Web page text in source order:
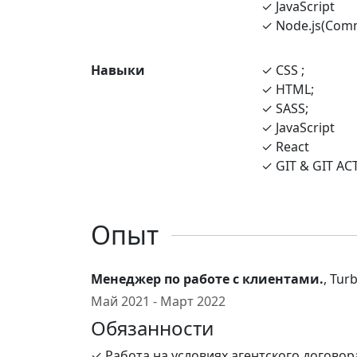
✓ JavaScript
✓
Навыки
✓ CSS ;
✓ HTML;
✓ SASS;
✓ JavaScript
✓ React
✓ GIT & GIT
Опыт
Менеджер по работе с клиентами.,
Май 2021 - Март 2022
Обязанности